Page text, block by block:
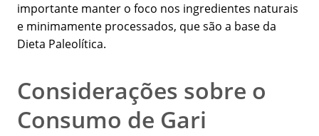
importante manter o foco nos ingredientes naturais
e minimamente processados, que são a base da
Dieta Paleolítica.
Considerações sobre o
Consumo de Gari